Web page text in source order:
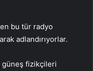
bu tür radyo
adlandırıyorlar.
güneş fizikçileri